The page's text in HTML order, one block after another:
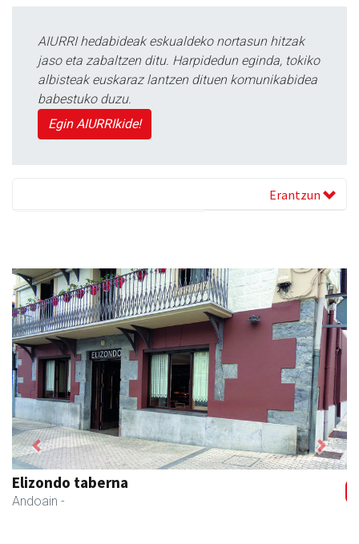
AIURRI hedabideak eskualdeko nortasun hitzak
jaso eta zabaltzen ditu. Harpidedun eginda, tokiko
albisteak euskaraz lantzen dituen komunikabidea
babestuko duzu.
Egin AIURRIkide!
Erantzun
Elizondo taberna
Andoain -
Previous Next